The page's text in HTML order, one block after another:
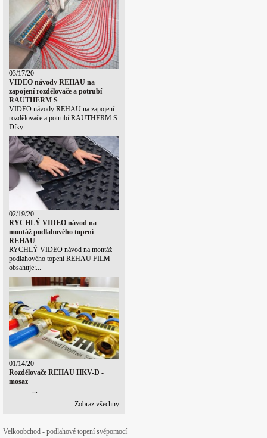
03/17/20
VIDEO návody REHAU na
zapojení rozdělovače a potrubí
RAUTHERM S
VIDEO návody REHAU na zapojení
rozdělovače a potrubí RAUTHERM S
Díky...
02/19/20
RYCHLÝ VIDEO návod na
montáž podlahového topení
REHAU
RYCHLÝ VIDEO návod na montáž
podlahového topení REHAU FILM
obsahuje:...
01/14/20
Rozdělovače REHAU HKV-D -
mosaz
...
Zobraz všechny
Velkoobchod - podlahové topení svépomocí